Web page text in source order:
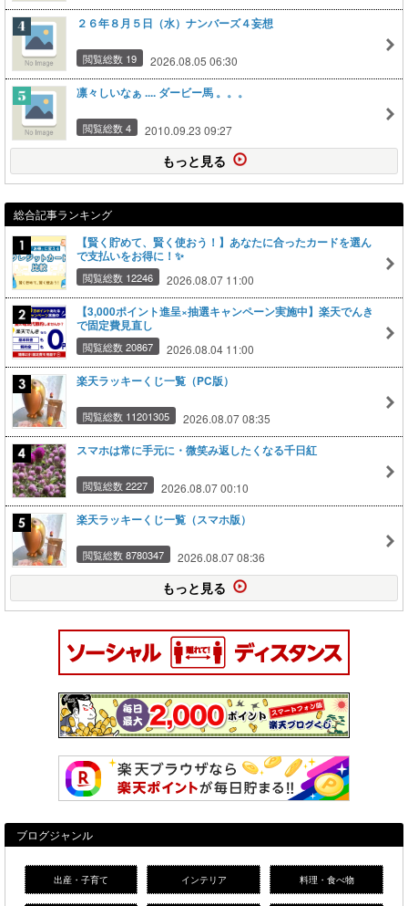
２６年８月５日（水）ナンバーズ４妄想
閲覧総数 19 2026.08.05 06:30
凛々しいなぁ .... ダービー馬 。。。
閲覧総数 4 2010.09.23 09:27
もっと見る
総合記事ランキング
【賢く貯めて、賢く使おう！】あなたに合ったカードを選ん
で支払いをお得に！✨
閲覧総数 12246 2026.08.07 11:00
【3,000ポイント進呈×抽選キャンペーン実施中】楽天でんき
で固定費見直し
閲覧総数 20867 2026.08.04 11:00
楽天ラッキーくじ一覧（PC版）
閲覧総数 11201305 2026.08.07 08:35
スマホは常に手元に・微笑み返したくなる千日紅
閲覧総数 2227 2026.08.07 00:10
楽天ラッキーくじ一覧（スマホ版）
閲覧総数 8780347 2026.08.07 08:36
もっと見る
ブログジャンル
出産・子育て インテリア 料理・食べ物